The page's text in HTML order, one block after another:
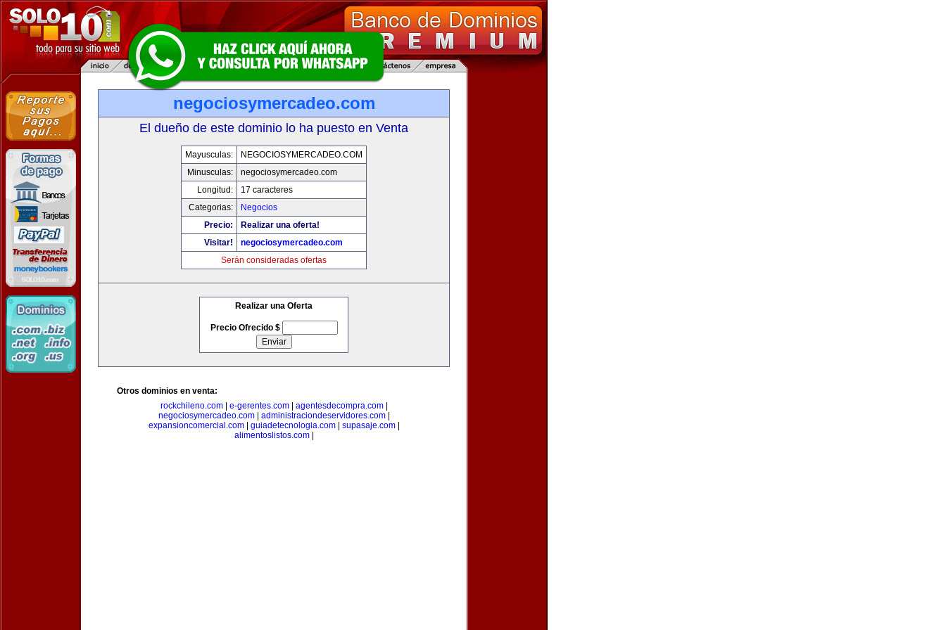
negociosymercadeo.com
El dueño de este dominio lo ha puesto en Venta
Mayusculas:
NEGOCIOSYMERCADEO.COM
Minusculas:
negociosymercadeo.com
Longitud:
17 caracteres
Categorias:
Negocios
Precio:
Realizar una oferta!
Visitar!
negociosymercadeo.com
Serán consideradas ofertas
Realizar una Oferta
Precio Ofrecido $
Otros dominios en venta:
rockchileno.com| e-gerentes.com| agentesdecompra.com|
negociosymercadeo.com| administraciondeservidores.com|
expansioncomercial.com| guiadetecnologia.com| supasaje.com|
alimentoslistos.com|